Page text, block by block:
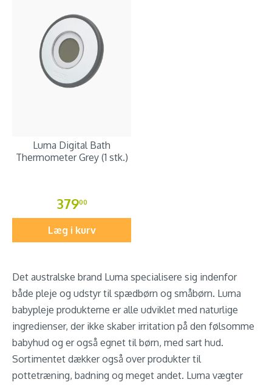
Luma Digital Bath
Thermometer Grey (1 stk.)
37900
Læg i kurv
Det australske brand Luma specialisere sig indenfor
både pleje og udstyr til spædbørn og småbørn. Luma
babypleje produkterne er alle udviklet med naturlige
ingredienser, der ikke skaber irritation på den følsomme
babyhud og er også egnet til børn, med sart hud.
Sortimentet dækker også over produkter til
pottetræning, badning og meget andet. Luma vægter